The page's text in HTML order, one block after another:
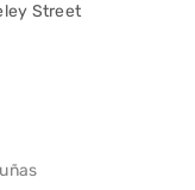
Street